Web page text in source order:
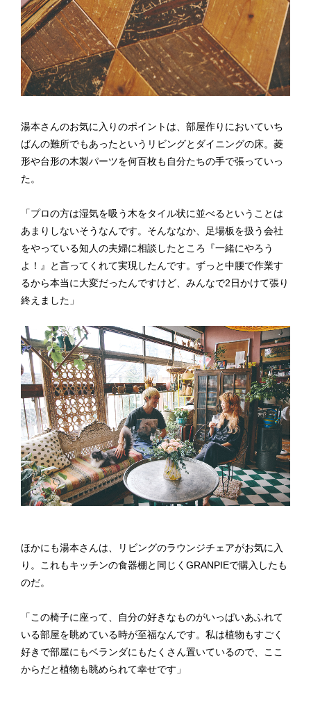
湯本さんのお気に入りのポイントは、部屋作りにおいていち
ばんの難所でもあったというリビングとダイニングの床。菱
形や台形の木製パーツを何百枚も自分たちの手で張っていっ
た。
「プロの方は湿気を吸う木をタイル状に並べるということは
あまりしないそうなんです。そんななか、足場板を扱う会社
をやっている知人の夫婦に相談したところ『一緒にやろう
よ！』と言ってくれて実現したんです。ずっと中腰で作業す
るから本当に大変だったんですけど、みんなで2日かけて張り
終えました」
ほかにも湯本さんは、リビングのラウンジチェアがお気に入
り。これもキッチンの食器棚と同じくGRANPIEで購入したも
のだ。
「この椅子に座って、自分の好きなものがいっぱいあふれて
いる部屋を眺めている時が至福なんです。私は植物もすごく
好きで部屋にもベランダにもたくさん置いているので、ここ
からだと植物も眺められて幸せです」